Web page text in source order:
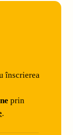
înscrierea
prin
.